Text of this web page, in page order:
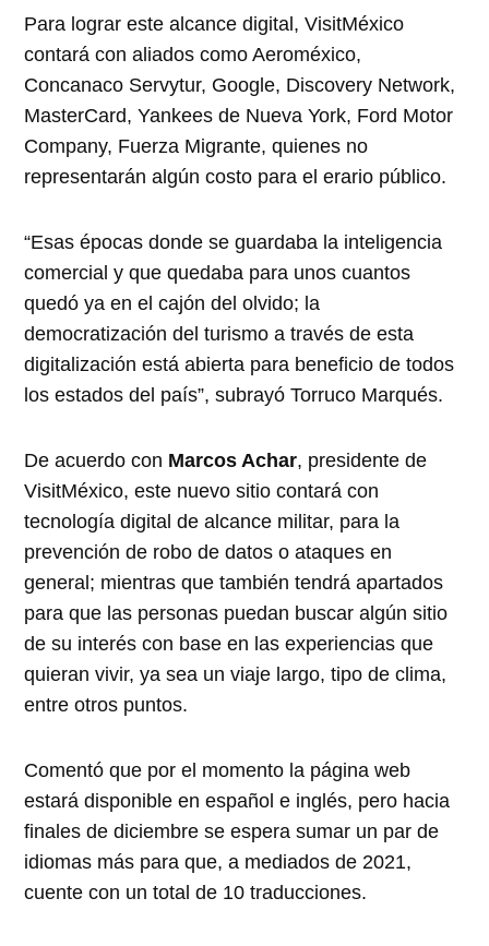
Para lograr este alcance digital, VisitMéxico
contará con aliados como Aeroméxico,
Concanaco Servytur, Google, Discovery Network,
MasterCard, Yankees de Nueva York, Ford Motor
Company, Fuerza Migrante, quienes no
representarán algún costo para el erario público.
“Esas épocas donde se guardaba la inteligencia
comercial y que quedaba para unos cuantos
quedó ya en el cajón del olvido; la
democratización del turismo a través de esta
digitalización está abierta para beneficio de todos
los estados del país”, subrayó Torruco Marqués.
De acuerdo con Marcos Achar, presidente de
VisitMéxico, este nuevo sitio contará con
tecnología digital de alcance militar, para la
prevención de robo de datos o ataques en
general; mientras que también tendrá apartados
para que las personas puedan buscar algún sitio
de su interés con base en las experiencias que
quieran vivir, ya sea un viaje largo, tipo de clima,
entre otros puntos.
Comentó que por el momento la página web
estará disponible en español e inglés, pero hacia
finales de diciembre se espera sumar un par de
idiomas más para que, a mediados de 2021,
cuente con un total de 10 traducciones.